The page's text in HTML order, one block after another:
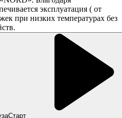
эксплуатация ( от
при низких температурах без
Старт